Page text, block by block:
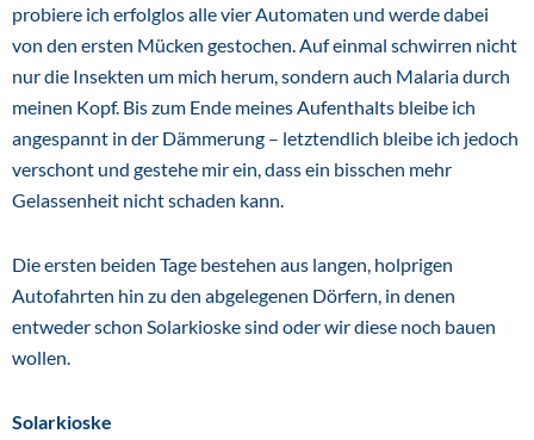
probiere ich erfolglos alle vier Automaten und werde dabei
von den ersten Mücken gestochen. Auf einmal schwirren nicht
nur die Insekten um mich herum, sondern auch Malaria durch
meinen Kopf. Bis zum Ende meines Aufenthalts bleibe ich
angespannt in der Dämmerung – letztendlich bleibe ich jedoch
verschont und gestehe mir ein, dass ein bisschen mehr
Gelassenheit nicht schaden kann.
Die ersten beiden Tage bestehen aus langen, holprigen
Autofahrten hin zu den abgelegenen Dörfern, in denen
entweder schon Solarkioske sind oder wir diese noch bauen
wollen.
Solarkioske